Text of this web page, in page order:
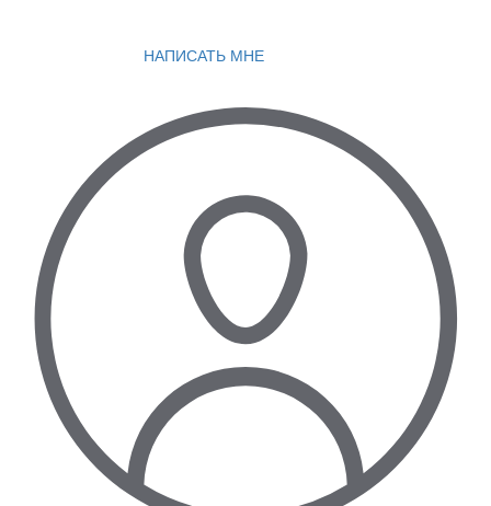
НАПИСАТЬ МНЕ